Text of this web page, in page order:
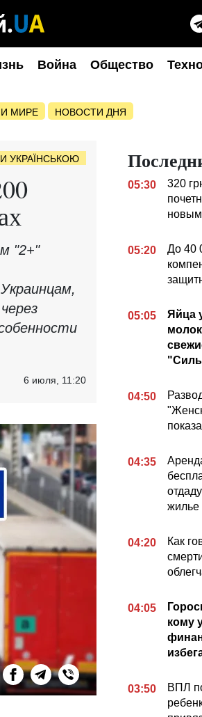
Война Общество
И МИРЕ НОВОСТИ ДНЯ
УКРАЇНСЬКОЮ
"2+"
6 июля, 11:20
05:30
320
05:20
До 40
05:05
Яйца
04:50
04:35
жилье
04:20
Как
04:05
кому
03:50
ВПЛ